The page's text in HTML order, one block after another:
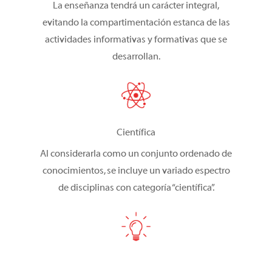
tecnológica
La enseñanza tendrá un carácter integral,
evitando la compartimentación estanca de las
actividades informativas y formativas que se
desarrollan.
Científica
Al considerarla como un conjunto ordenado de
conocimientos, se incluye un variado espectro
de disciplinas con categoría “científica”.